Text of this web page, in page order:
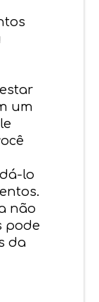
um
lo
não
pode
da